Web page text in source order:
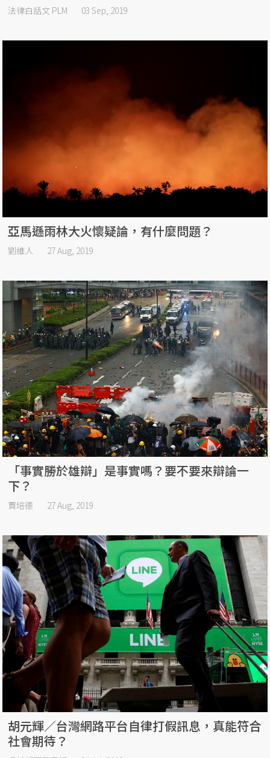
法律白話文 PLM 03 Sep, 2019
亞馬遜雨林大火懷疑論，有什麼問題？
劉維人 27 Aug, 2019
「事實勝於雄辯」是事實嗎？要不要來辯論一
下？
賈培德 27 Aug, 2019
胡元輝／台灣網路平台自律打假訊息，真能符合
社會期待？